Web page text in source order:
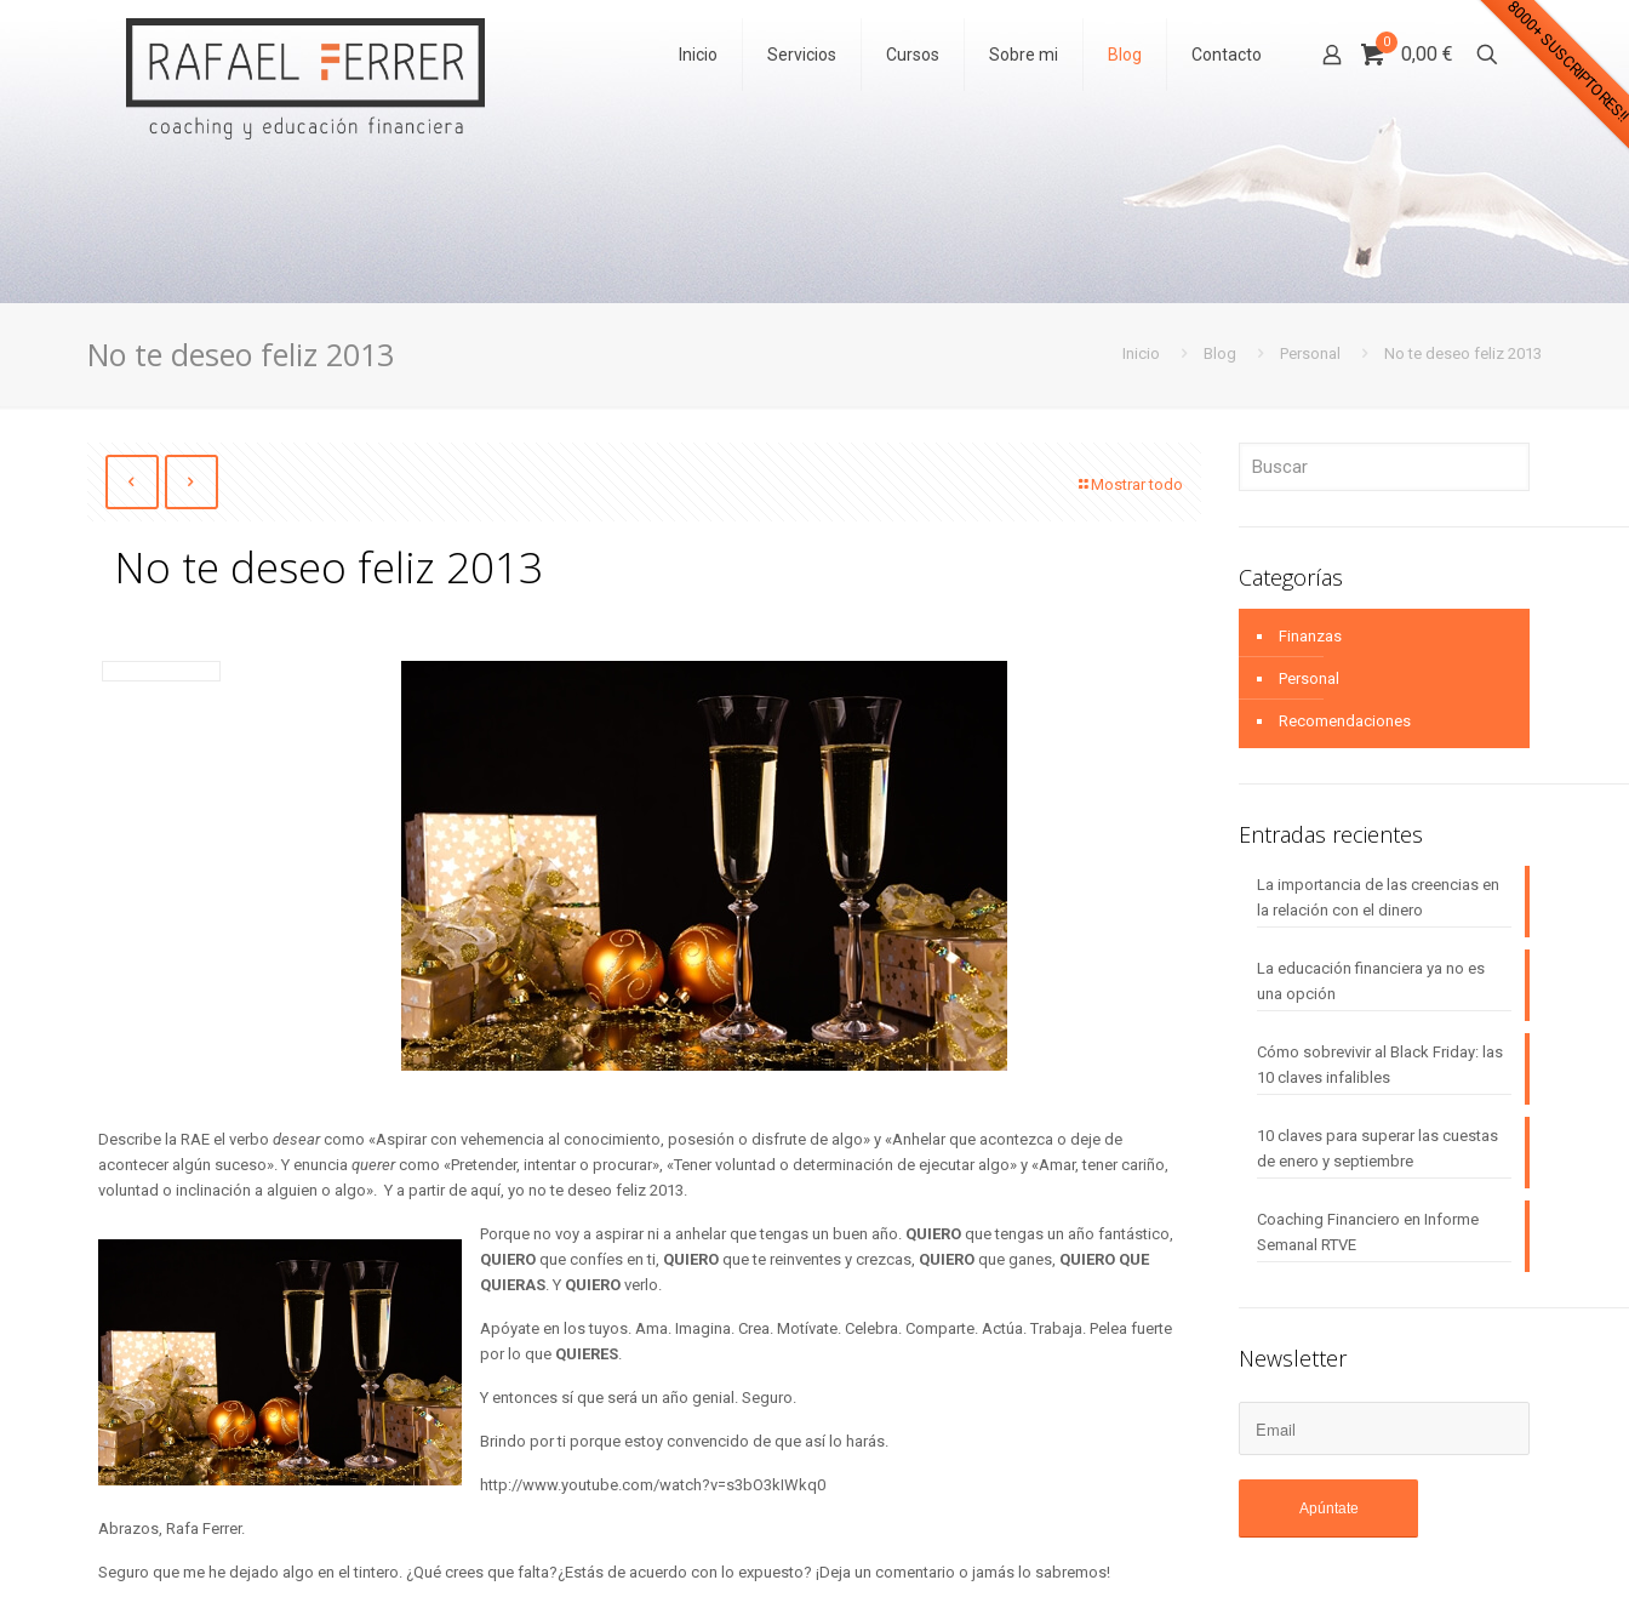
8000+
Inicio Servicios Cursos Sobre mi Blog Contacto
0
0,00 €
No te deseo feliz 2013 Inicio Blog Personal No te deseo feliz 2013
Mostrar todo
No te deseo feliz 2013
Describe la RAE el verbodesearcomo «Aspirar con vehemencia al conocimiento, posesión o disfrute de algo» y «Anhelar que acontezca o deje de
acontecer algún suceso». Y enunciaquerercomo «Pretender, intentar o procurar», «Tener voluntad o determinación de ejecutar algo» y «Amar, tener cariño,
voluntad o inclinación a alguien o algo». Y a partir de aquí, yo no te deseo feliz 2013.
Porque no voy a aspirar ni a anhelar que tengas un buen año. QUIERO que tengas un año fantástico,
QUIERO que confíes en ti, QUIERO que te reinventes y crezcas, QUIERO que ganes, QUIERO QUE
QUIERAS. Y QUIERO verlo.
Apóyate en los tuyos. Ama. Imagina. Crea. Motívate. Celebra. Comparte. Actúa. Trabaja. Pelea fuerte
por lo que QUIERES.
Y entonces sí que será un año genial. Seguro.
Brindo por ti porque estoy convencido de que así lo harás.
http://www.youtube.com/watch?v=s3bO3kIWkq0
Abrazos, Rafa Ferrer.
Seguro que me he dejado algo en el tintero. ¿Qué crees que falta?¿Estás de acuerdo con lo expuesto? ¡Deja un comentario o jamás lo sabremos!
Categorías
Finanzas
Personal
Recomendaciones
Entradas recientes
La importancia de las creencias en
la relación con el dinero
La educación financiera ya no es
una opción
Cómo sobrevivir al Black Friday: las
10 claves infalibles
10 claves para superar las cuestas
de enero y septiembre
Coaching Financiero en Informe
Semanal RTVE
Newsletter